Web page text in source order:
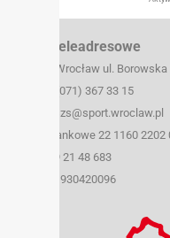
Dane teleadresowe
50-259 Wrocław ul. Borowska
tel./fax (071) 367 33 15
e-mail: szs@sport.wroclaw.pl
Konto bankowe 22 1160
NIP: 899 21 48 683
REGON: 930420096